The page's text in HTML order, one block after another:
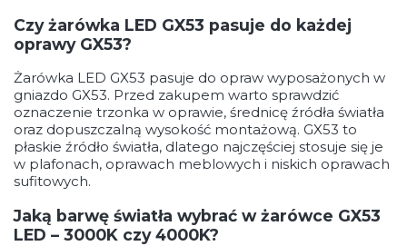
Czy żarówka LED GX53 pasuje do każdej
oprawy GX53?
Żarówka LED GX53 pasuje do opraw wyposażonych w
gniazdo GX53. Przed zakupem warto sprawdzić
oznaczenie trzonka w oprawie, średnicę źródła światła
oraz dopuszczalną wysokość montażową. GX53 to
płaskie źródło światła, dlatego najczęściej stosuje się je
w plafonach, oprawach meblowych i niskich oprawach
sufitowych.
Jaką barwę światła wybrać w żarówce GX53
LED – 3000K czy 4000K?